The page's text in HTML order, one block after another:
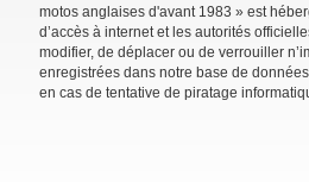
motos anglaises d'avant 1983 » est
d’accès à internet et les autorités
modifier, de déplacer ou de verrouiller
enregistrées dans notre base de
en cas de tentative de piratage